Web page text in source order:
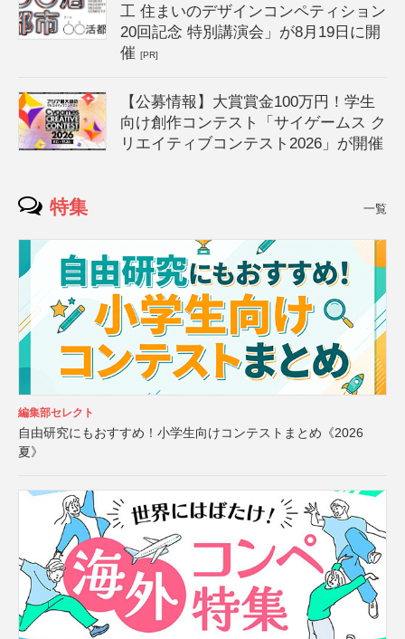
工 住まいのデザインコンペティション
20回記念 特別講演会」が8月19日に開
催[PR]
【公募情報】大賞賞金100万円！学生
向け創作コンテスト「サイゲームス ク
リエイティブコンテスト2026」が開催
特集 一覧
編集部セレクト
自由研究にもおすすめ！小学生向けコンテストまとめ《2026
夏》